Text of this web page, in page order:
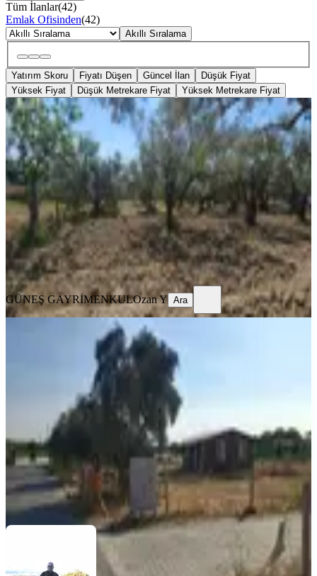
Tüm İlanlar(42)
Emlak Ofisinden(42)
Akıllı Sıralama
Yatırım Skoru Fiyatı Düşen Güncel İlan
Düşük Fiyat
Yüksek Fiyat
Düşük Metrekare Fiyat Yüksek Metrekare Fiyat
YENİ
Karacaağaç Köyünde Kadastro Yol
Cepheli Kök Hisse
Buca, Karacaağaç Mahallesi
1835 m²
·3.270/m² · 07.08.2026
6.000.000 ₺
GÜNEŞ GAYRİMENKULOzan Y
Ara
GÜNEŞ GAYRİMENKULOzan Y Ara
Karacaağaçta Satılık Bahçe
Buca, Karacaağaç Mahallesi
300 m²
·06.08.2026
1.045.000 ₺
AZİM EMLAK İSMAİL ALPDÜNDAR
Ara